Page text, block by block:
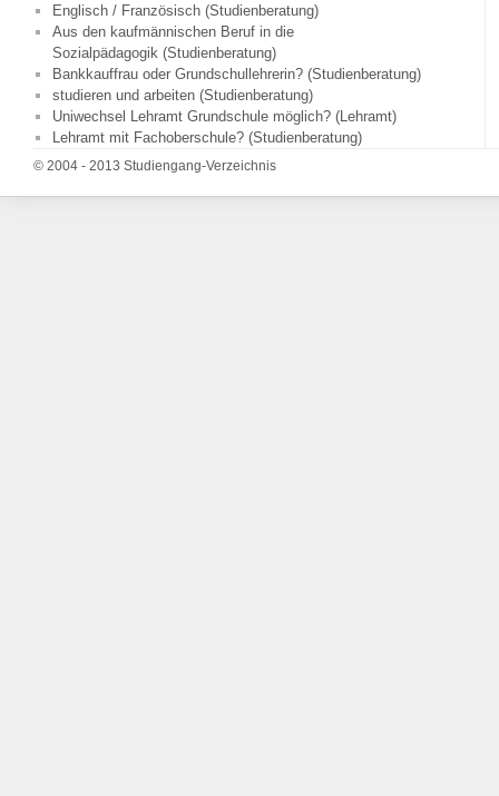
Englisch / Französisch (Studienberatung)
Aus den kaufmännischen Beruf in die
Sozialpädagogik (Studienberatung)
Bankkauffrau oder Grundschullehrerin? (Studienberatung)
studieren und arbeiten (Studienberatung)
Uniwechsel Lehramt Grundschule möglich? (Lehramt)
Lehramt mit Fachoberschule? (Studienberatung)
© 2004 - 2013 Studiengang-Verzeichnis